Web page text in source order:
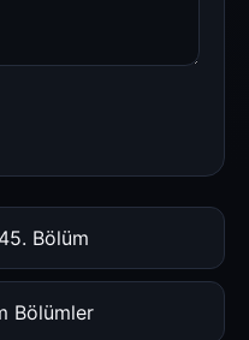
Bölüm
Bölümler